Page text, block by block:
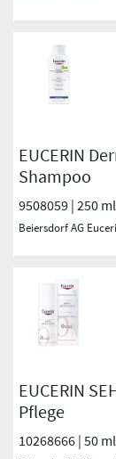
EUCERIN
Shampoo
9508059 | 250 ml
Beiersdorf AG
EUCERIN
Pflege
10268666 | 50 ml